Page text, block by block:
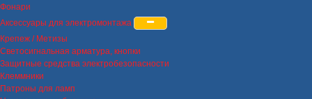
Фонари
Аксессуары для электромонтажа
Крепеж / Метизы
Светосигнальная арматура, кнопки
Защитные средства электробезопасности
Клеммники
Патроны для ламп